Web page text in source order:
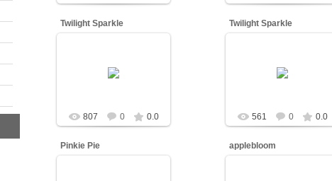
Twilight Sparkle
807 0 0.0
Twilight Sparkle
561 0 0.0
Pinkie Pie applebloom